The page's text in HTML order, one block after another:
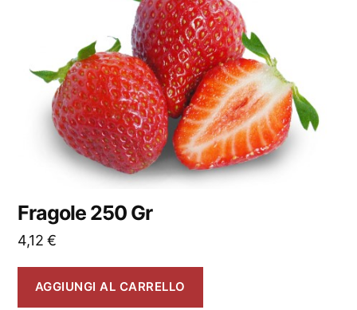
Fragole 250 Gr
4,12€
AGGIUNGI AL CARRELLO